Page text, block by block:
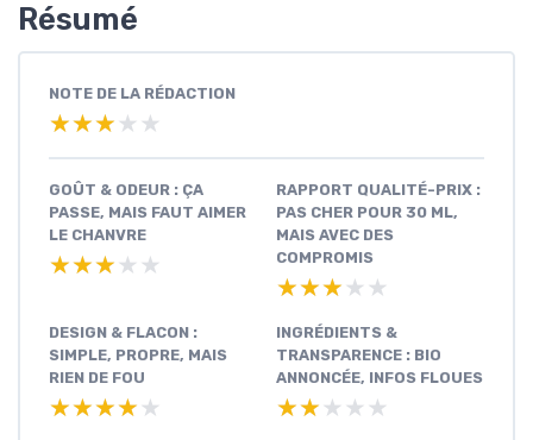
Résumé
NOTE DE LA RÉDACTION
★★★★★
★★★★★
GOÛT & ODEUR : ÇA
PASSE, MAIS FAUT AIMER
LE CHANVRE
★★★★★
★★★★★
RAPPORT QUALITÉ-PRIX :
PAS CHER POUR 30 ML,
MAIS AVEC DES
COMPROMIS
★★★★★
★★★★★
DESIGN & FLACON :
SIMPLE, PROPRE, MAIS
RIEN DE FOU
★★★★★
★★★★★
INGRÉDIENTS &
TRANSPARENCE : BIO
ANNONCÉE, INFOS FLOUES
★★★★★
★★★★★